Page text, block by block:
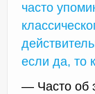
часто
если да, то
— Часто об